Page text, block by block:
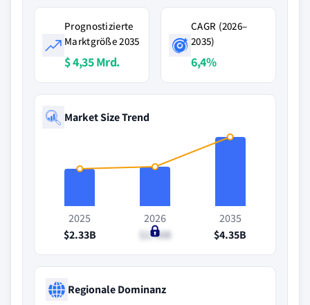
Prognostizierte
Marktgröße 2035
$ 4,35 Mrd.
CAGR (2026–
2035)
6,4%
Market Size Trend
2025
$2.33B
2026
$2.48B
2035
$4.35B
Regionale Dominanz